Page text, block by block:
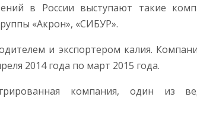
в России выступают такие
«Акрон», «СИБУР».
и экспортером калия.
2014 года по март 2015 года.
компания, один из